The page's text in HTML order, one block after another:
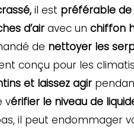
il est préférable
d’air avec un chiffon
de nettoyer les
conçu pour les
et laissez agir
vérifier le niveau de
il peut endommager